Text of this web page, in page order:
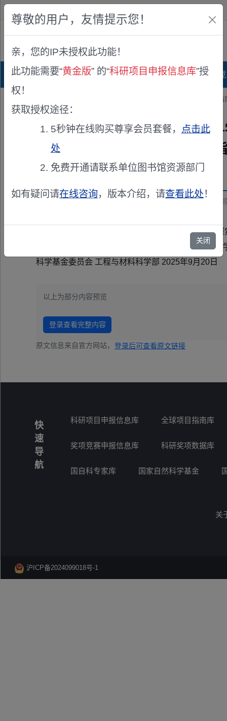
公众版
首页 科研项目库 项目指南库 奖项
> 关于发布2025年度国家自然科学基金
关于发布2025年度国家自然
高值循环利用基础前沿”申请
发布机构：国家自然科学基金委员会 工程与材料科学部
关于发布2025年度国家自然科学基金指南引导
2025年度国家自然科学基金指南引导类原创
ants.nsfc.gov.cn）发布，请依托单位和申请人登录
科学基金委员会 工程与材料科学部 2025年9月20日
以上为部分内容预览
登录查看完整内容
原文信息来自官方网站， 登录后可查看原文链接
快
速
导
航
科研项目申报信息库 全球项目指南库
奖项竞赛申报信息库 科研奖项数据库
国自科专家库 国家自然科学基金
关
沪ICP备2024099018号-1
尊敬的用户，友情提示您！
亲，您的IP未授权此功能！
此功能需要“黄金版” 的“科研项目申报信息库”授
权！
获取授权途径：
5秒钟在线购买尊享会员套餐， 点击此
处
免费开通请联系单位图书馆资源部门
如有疑问请在线咨询，版本介绍，请查看此处！
关闭